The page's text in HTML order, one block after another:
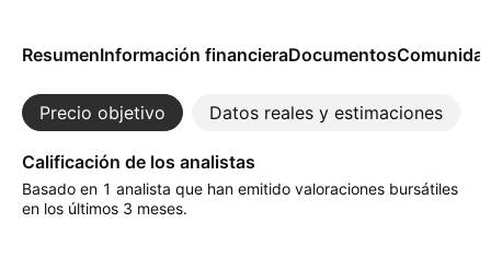
ResumenInformación financieraDocumentos
Precio objetivo Datos reales y estimaciones
Calificación de los analistas
Basado en 1 analista que han emitido valoraciones bursátiles
en los últimos 3 meses.